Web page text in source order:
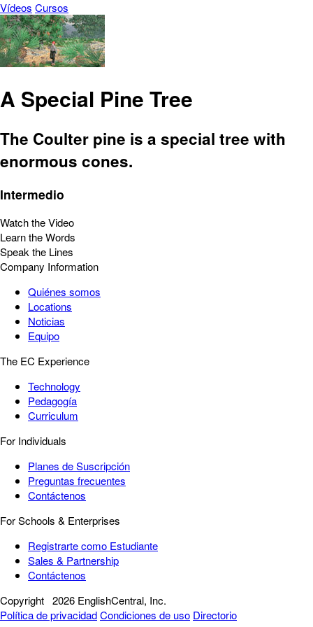
Vídeos Cursos
A Special Pine Tree
The Coulter pine is a special tree with
enormous cones.
Intermedio
Watch the Video
Learn the Words
Speak the Lines
Company Information
Quiénes somos
Locations
Noticias
Equipo
The EC Experience
Technology
Pedagogía
Curriculum
For Individuals
Planes de Suscripción
Preguntas frecuentes
Contáctenos
For Schools & Enterprises
Registrarte como Estudiante
Sales & Partnership
Contáctenos
Copyright 2026 EnglishCentral, Inc.
Política de privacidadCondiciones de uso Directorio